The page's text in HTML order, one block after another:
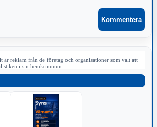
är reklam från de företag och organisationer som valt att
i sin hemkommun.